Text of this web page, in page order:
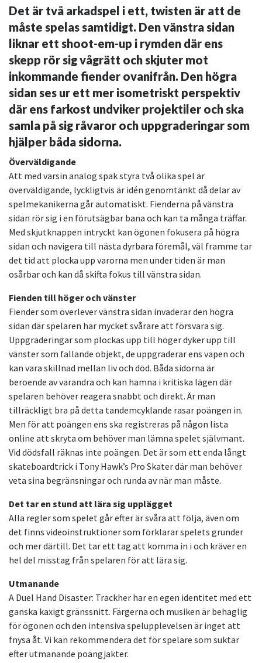
Det är två arkadspel i ett, twisten är att de
måste spelas samtidigt. Den vänstra sidan
liknar ett shoot-em-up i rymden där ens
skepp rör sig vågrätt och skjuter mot
inkommande fiender ovanifrån. Den högra
sidan ses ur ett mer isometriskt perspektiv
där ens farkost undviker projektiler och ska
samla på sig råvaror och uppgraderingar som
hjälper båda sidorna.
Överväldigande
Att med varsin analog spak styra två olika spel är
överväldigande, lyckligtvis är idén genomtänkt då delar av
spelmekanikerna går automatiskt. Fienderna på vänstra
sidan rör sig i en förutsägbar bana och kan ta många träffar.
Med skjutknappen intryckt kan ögonen fokusera på högra
sidan och navigera till nästa dyrbara föremål, väl framme tar
det tid att plocka upp varorna men under tiden är man
osårbar och kan då skifta fokus till vänstra sidan.
Fienden till höger och vänster
Fiender som överlever vänstra sidan invaderar den högra
sidan där spelaren har mycket svårare att försvara sig.
Uppgraderingar som plockas upp till höger dyker upp till
vänster som fallande objekt, de uppgraderar ens vapen och
kan vara skillnad mellan liv och död. Båda sidorna är
beroende av varandra och kan hamna i kritiska lägen där
spelaren behöver reagera snabbt och direkt. Är man
tillräckligt bra på detta tandemcyklande rasar poängen in.
Men för att poängen ens ska registreras på någon lista
online att skryta om behöver man lämna spelet självmant.
Vid dödsfall räknas inte poängen. Det är som ett enda långt
skateboardtrick i Tony Hawk’s Pro Skater där man behöver
veta sina begränsningar och runda av när man måste.
Det tar en stund att lära sig upplägget
Alla regler som spelet går efter är svåra att följa, även om
det finns videoinstruktioner som förklarar spelets grunder
och mer därtill. Det tar ett tag att komma in i och kräver en
hel del misstag från spelaren för att lära sig.
Utmanande
A Duel Hand Disaster: Trackher har en egen identitet med ett
ganska kaxigt gränssnitt. Färgerna och musiken är behaglig
för ögonen och den intensiva spelupplevelsen är inget att
fnysa åt. Vi kan rekommendera det för spelare som suktar
efter utmanande poängjakter.